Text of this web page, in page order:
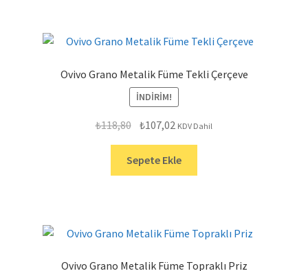
Ovivo Grano Metalik Füme Tekli Çerçeve
İNDIRIM!
₺118,80 Orijinal
fiyat:
₺118,80.
₺107,02 Şu
andaki
fiyat:
₺107,02.
KDV Dahil
Sepete Ekle
Ovivo Grano Metalik Füme Topraklı Priz